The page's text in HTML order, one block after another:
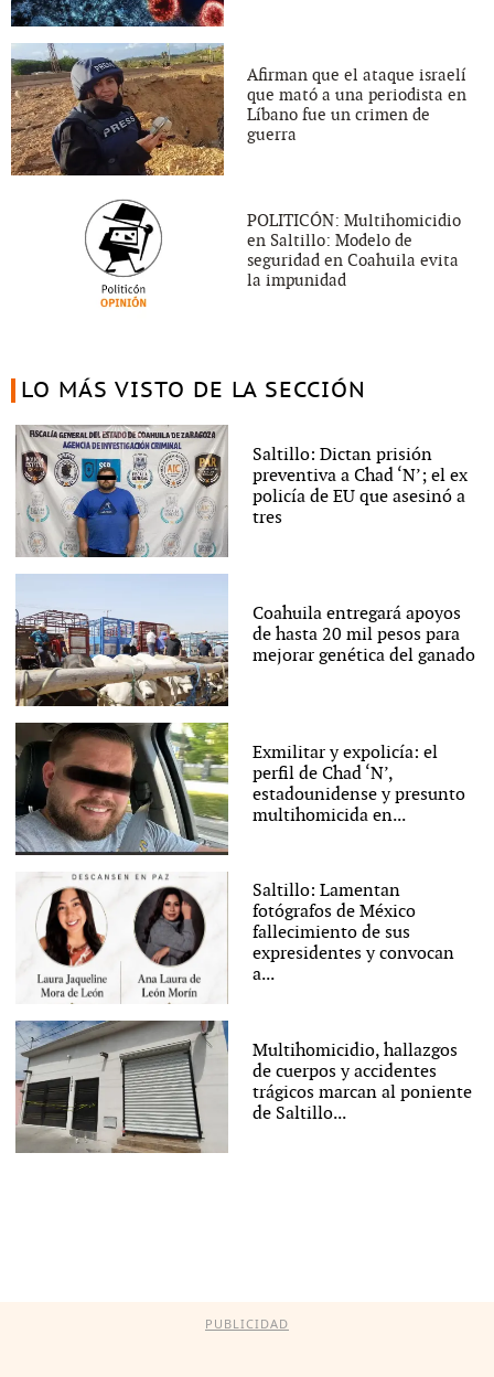
Afirman que el ataque israelí
que mató a una periodista en
Líbano fue un crimen de
guerra
POLITICÓN: Multihomicidio
en Saltillo: Modelo de
seguridad en Coahuila evita
la impunidad
LO MÁS VISTO DE LA SECCIÓN
Saltillo: Dictan prisión
preventiva a Chad ‘N’; el ex
policía de EU que asesinó a
tres
Coahuila entregará apoyos
de hasta 20 mil pesos para
mejorar genética del ganado
Exmilitar y expolicía: el
perfil de Chad ‘N’,
estadounidense y presunto
multihomicida en...
Saltillo: Lamentan
fotógrafos de México
fallecimiento de sus
expresidentes y convocan
a...
Multihomicidio, hallazgos
de cuerpos y accidentes
trágicos marcan al poniente
de Saltillo...
PUBLICIDAD